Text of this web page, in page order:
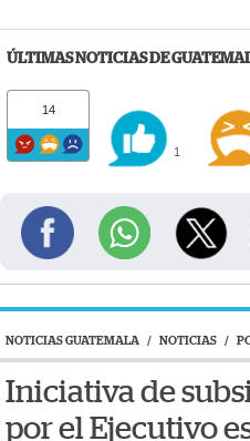
ÚLTIMAS NOTICIAS DE
14
1
NOTICIAS GUATEMALA / NOTICIAS /
Iniciativa de
por el Ejecutivo